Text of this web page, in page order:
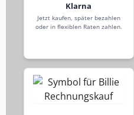
Klarna
Jetzt kaufen, später bezahlen
oder in flexiblen Raten zahlen.